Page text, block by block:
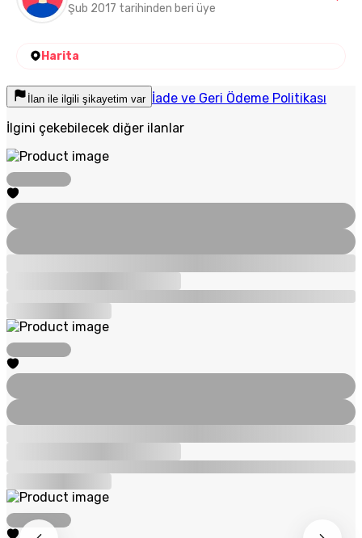
Şub 2017 tarihinden beri üye
Harita
İlan ile ilgili şikayetim var İade ve Geri Ödeme Politikası
İlgini çekebilecek diğer ilanlar